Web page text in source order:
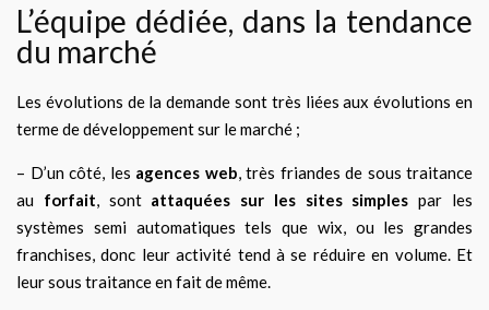
L’équipe dédiée, dans la tendance
du marché
Les évolutions de la demande sont très liées aux évolutions en
terme de développement sur le marché ;
– D’un côté, les agences web, très friandes de sous traitance
au forfait, sont attaquées sur les sites simples par les
systèmes semi automatiques tels que wix, ou les grandes
franchises, donc leur activité tend à se réduire en volume. Et
leur sous traitance en fait de même.